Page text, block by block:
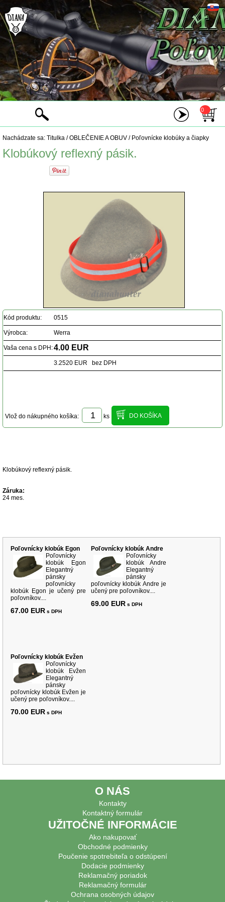
0
Nachádzate sa: Titulka /OBLEČENIE A OBUV / Poľovnícke klobúky a čiapky
Klobúkový reflexný pásik.
Kód produktu: 0515
Výrobca: Werra
Vaša cena s DPH:4.00 EUR
3.2520 EUR bez DPH
Vlož do nákupného košíka: ks
Klobúkový reflexný pásik.
Záruka:
24 mes.
Poľovnícky klobúk Egon
Poľovnícky
klobúk Egon
Elegantný
pánsky
poľovnícky
klobúk Egon je učený pre
poľovníkov....
67.00 EUR s DPH
Poľovnícky klobúk Andre
Poľovnícky
klobúk Andre
Elegantný
pánsky
poľovnícky klobúk Andre je
učený pre poľovníkov....
69.00 EUR s DPH
Poľovnícky klobúk Evžen
Poľovnícky
klobúk Evžen
Elegantný
pánsky
poľovnícky klobúk Evžen je
učený pre poľovníkov....
70.00 EUR s DPH
O NÁS
Kontakty
Kontaktný formulár
UŽITOČNÉ INFORMÁCIE
Ako nakupovať
Obchodné podmienky
Poučenie spotrebiteľa o odstúpení
Dodacie podmienky
Reklamačný poriadok
Reklamačný formulár
Ochrana osobných údajov